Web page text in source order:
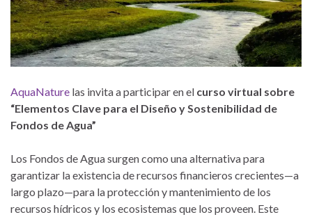
AquaNature las invita a participar en el curso virtual sobre
“Elementos Clave para el Diseño y Sostenibilidad de
Fondos de Agua”
Los Fondos de Agua surgen como una alternativa para
garantizar la existencia de recursos financieros crecientes—a
largo plazo—para la protección y mantenimiento de los
recursos hídricos y los ecosistemas que los proveen. Este